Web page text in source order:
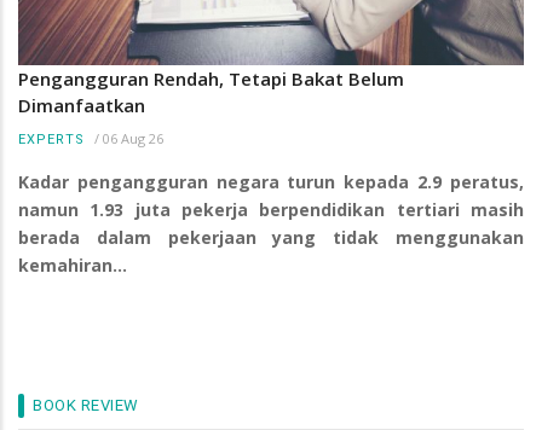
Pengangguran Rendah, Tetapi Bakat Belum
Dimanfaatkan
EXPERTS / 06 Aug 26
Kadar pengangguran negara turun kepada 2.9 peratus,
namun 1.93 juta pekerja berpendidikan tertiari masih
berada dalam pekerjaan yang tidak menggunakan
kemahiran…
BOOK REVIEW